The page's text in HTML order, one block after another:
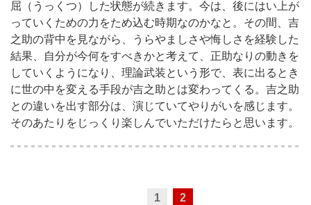
屈（うっくつ）した状態が続きます。今は、後にはい上が
っていくための力をため込む時期なのかなと。その間、吉
之助の背中を見ながら、うらやましさや悔しさを経験した
結果、自分が今何をすべきかと考えて、正助なりの動きを
していくようになり、理論武装という形で、表に出るとき
に世の中を変える手段が吉之助とは変わってくる。吉之助
との違いを出す部分は、演じていてやりがいを感じます。
そのあたりをじっくり楽しんでいただけたらと思います。
1 2